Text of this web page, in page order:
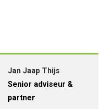
Jan Jaap Thijs
Senior adviseur &
partner